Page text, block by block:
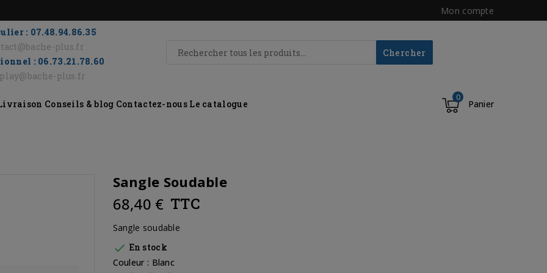
Mon compte
: 07.48.94.86.35
plus.fr
: 06.73.21.78.60
plus.fr
Chercher
Conseils & blog Contactez-nous Le catalogue
0
Panier
Sangle Soudable
68,40 € TTC
Sangle soudable
 En stock
Couleur : Blanc